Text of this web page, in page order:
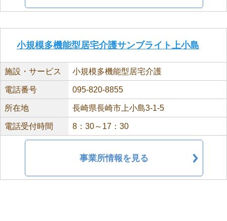
小規模多機能型居宅介護サンブライト上小島
施設・サービス 小規模多機能型居宅介護
電話番号 095-820-8855
所在地 長崎県長崎市上小島3-1-5
電話受付時間 8：30～17：30
事業所情報を見る